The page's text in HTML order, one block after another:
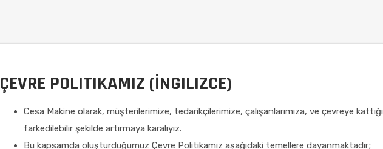
ÇEVRE POLITIKAMIZ (İNGILIZCE)
Cesa Makine olarak, müşterilerimize, tedarikçilerimize, çalışanlarımıza, ve çevreye
farkedilebilir şekilde artırmaya karalıyız.
Bu kapsamda oluşturduğumuz Çevre Politikamız aşağıdaki temellere dayanmaktadır;